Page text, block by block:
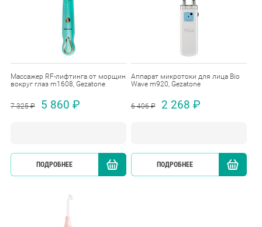
Массажер RF-лифтинга от морщин
вокруг глаз m1608, Gezatone
7 325 ₽ 5 860 ₽
ПОДРОБНЕЕ КУПИТЬ
Аппарат микротоки для лица Bio
Wave m920, Gezatone
6 406 ₽ 2 268 ₽
ПОДРОБНЕЕ